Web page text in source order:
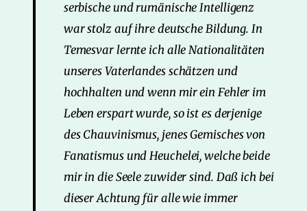
serbische und rumänische Intelligenz
war stolz auf ihre deutsche Bildung. In
Temesvar lernte ich alle Nationalitäten
unseres Vaterlandes schätzen und
hochhalten und wenn mir ein Fehler im
Leben erspart wurde, so ist es derjenige
des Chauvinismus, jenes Gemisches von
Fanatismus und Heuchelei, welche beide
mir in die Seele zuwider sind. Daß ich bei
dieser Achtung für alle wie immer